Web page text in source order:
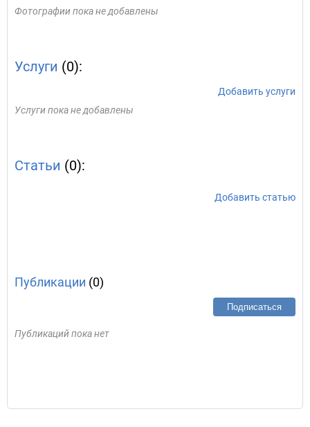
Фотографии пока не добавлены
Услуги (0):
Добавить услуги
Услуги пока не добавлены
Статьи (0):
Добавить статью
Публикации (0)
Подписаться
Публикаций пока нет